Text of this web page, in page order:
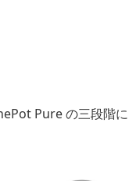
Pure の三段階に